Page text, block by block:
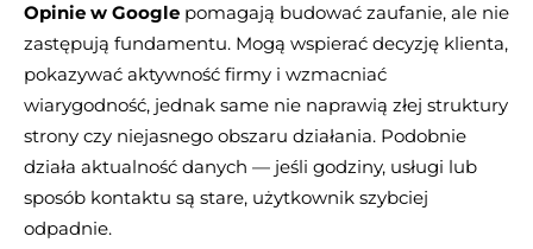
Opinie w Google pomagają budować zaufanie, ale nie
zastępują fundamentu. Mogą wspierać decyzję klienta,
pokazywać aktywność firmy i wzmacniać
wiarygodność, jednak same nie naprawią złej struktury
strony czy niejasnego obszaru działania. Podobnie
działa aktualność danych — jeśli godziny, usługi lub
sposób kontaktu są stare, użytkownik szybciej
odpadnie.